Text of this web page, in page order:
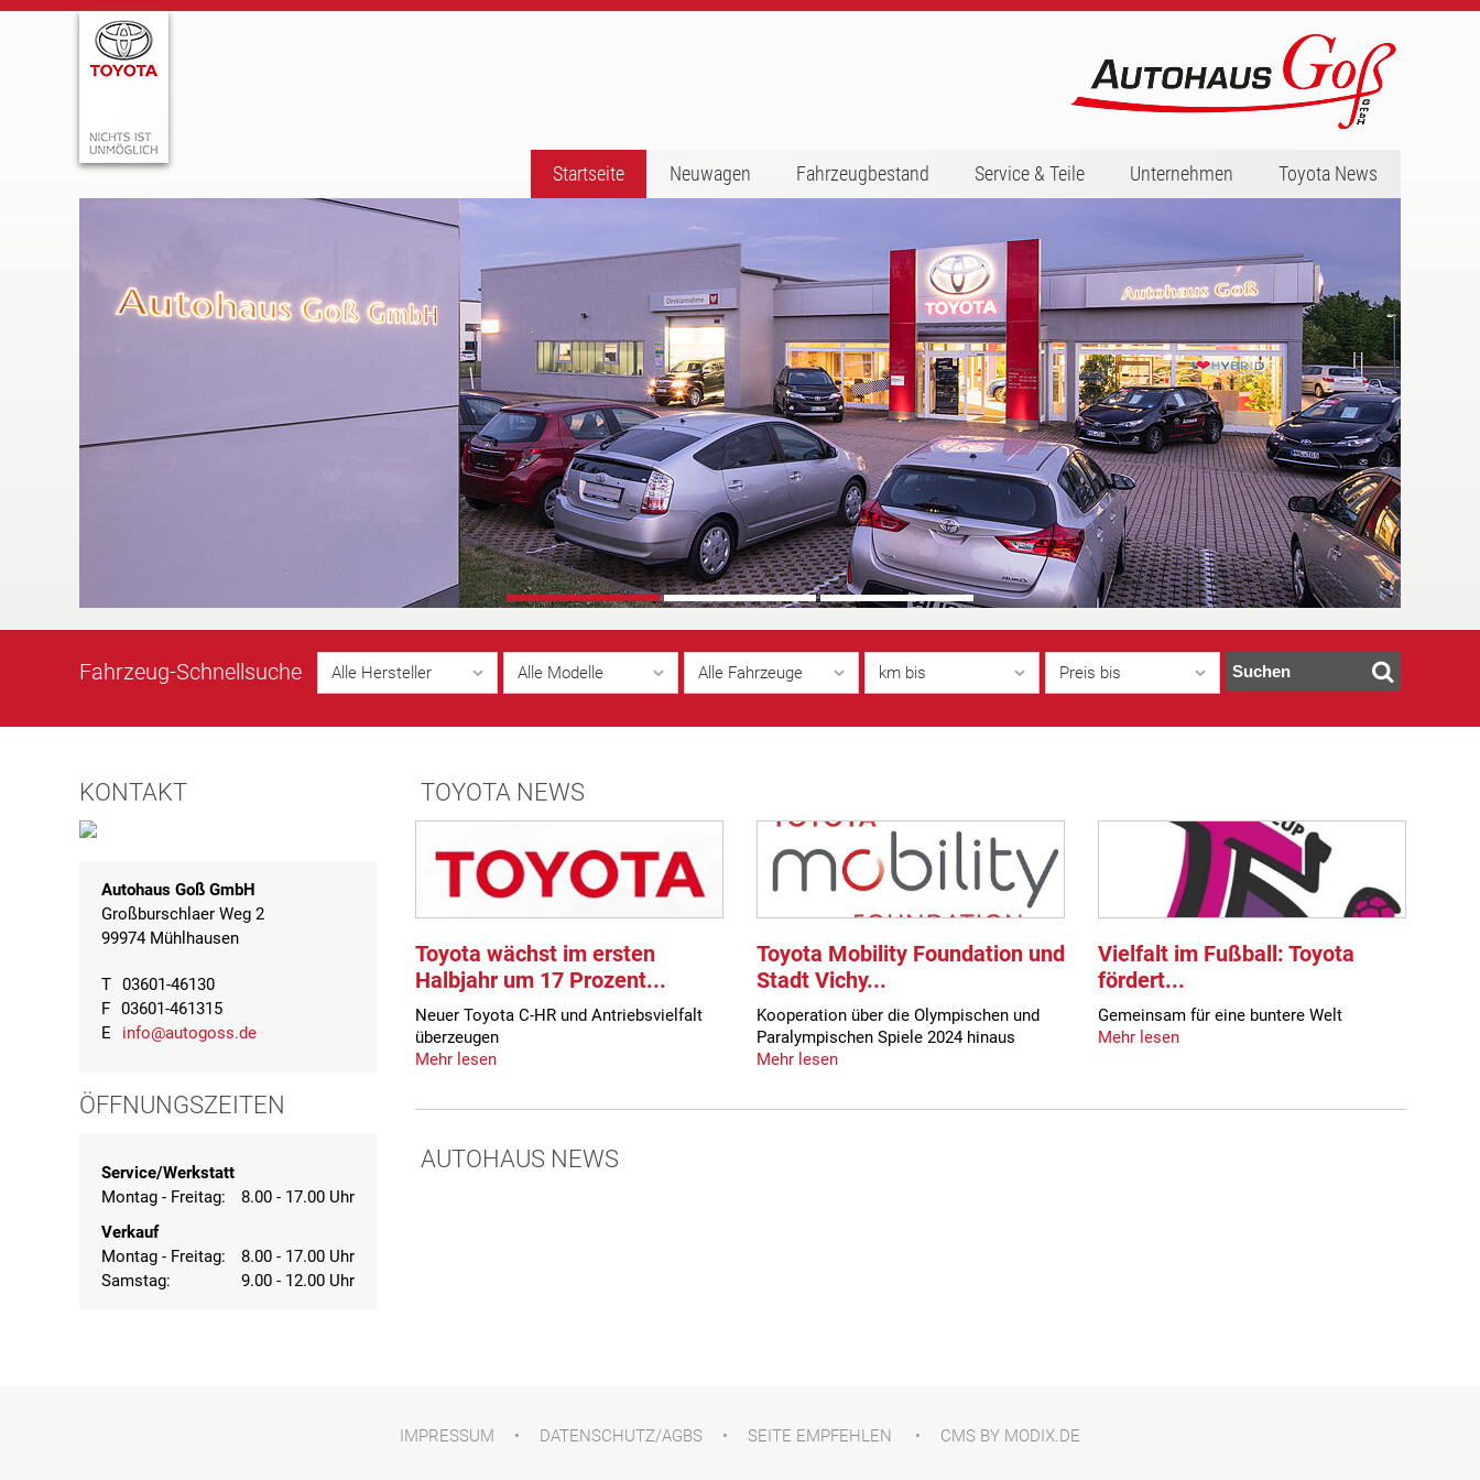
Startseite Neuwagen Fahrzeugbestand Service & Teile Unternehmen Toyota News
Fahrzeug-Schnellsuche Alle Hersteller Alle Modelle Alle Fahrzeuge km bis Preis bis Suchen
KONTAKT
Autohaus Goß GmbH
Großburschlaer Weg 2
99974 Mühlhausen
T 03601-46130
F 03601-461315
E
info@autogoss.de
ÖFFNUNGSZEITEN
Service/Werkstatt
Montag - Freitag:
8.00 - 17.00 Uhr
Verkauf
Montag - Freitag:
8.00 - 17.00 Uhr
Samstag:
9.00 - 12.00 Uhr
TOYOTA NEWS
Toyota wächst im ersten
Halbjahr um 17 Prozent...
Neuer Toyota C-HR und Antriebsvielfalt
überzeugen
Mehr lesen
Toyota Mobility Foundation und
Stadt Vichy...
Kooperation über die Olympischen und
Paralympischen Spiele 2024 hinaus
Mehr lesen
Vielfalt im Fußball: Toyota
fördert...
Gemeinsam für eine buntere Welt
Mehr lesen
AUTOHAUS NEWS
IMPRESSUM DATENSCHUTZ/AGBS SEITE EMPFEHLEN CMS BY MODIX.DE